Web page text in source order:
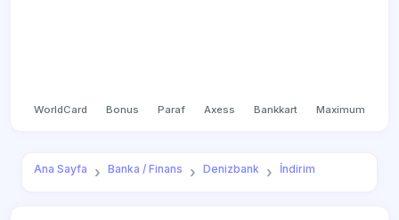
WorldCard Bonus Paraf Axess Bankkart Maximum
Ana Sayfa Banka / Finans Denizbank İndirim